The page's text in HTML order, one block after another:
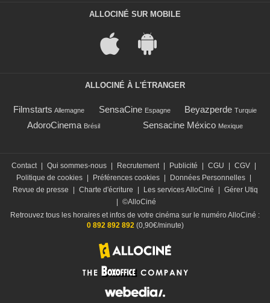
ALLOCINÉ SUR MOBILE
ALLOCINÉ À L'ÉTRANGER
Filmstarts Allemagne SensaCine Espagne Beyazperde Turquie
AdoroCinema Brésil Sensacine México Mexique
Contact Qui sommes-nous Recrutement Publicité CGU CGV
Politique de cookies
Préférences cookies Données Personnelles
Revue de presse
Charte d'écriture Les services AlloCiné
Gérer Utiq
©AlloCiné
Retrouvez tous les horaires et infos de votre cinéma sur le numéro AlloCiné :
0 892 892 892(0,90€/minute)